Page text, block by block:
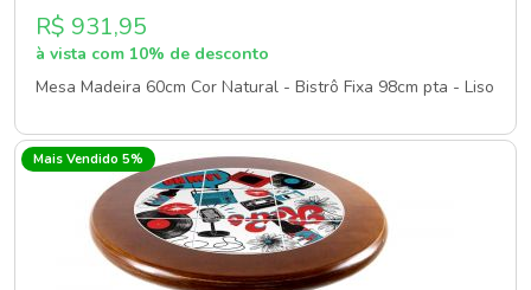
R$ 931,95
à vista com 10% de desconto
Mesa Madeira 60cm Cor Natural - Bistrô Fixa 98cm pta - Liso
Mais Vendido 5%